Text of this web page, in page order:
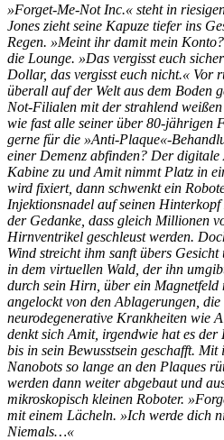
»Forget-Me-Not Inc.« steht in
Jones zieht seine Kapuze tiefer ins
Regen. »Meint ihr damit mein
die Lounge. »Das vergisst euch
Dollar, das vergisst euch nicht.« Vor
überall auf der Welt aus dem Boden
Not-Filialen mit der strahlend
wie fast alle seiner über 80-jährigen
gerne für die »Anti-Plaque«-
einer Demenz abfinden? Der digitale
Kabine zu und Amit nimmt Platz in
wird fixiert, dann schwenkt ein
Injektionsnadel auf seinen
der Gedanke, dass gleich Millionen
Hirnventrikel geschleust werden.
Wind streicht ihm sanft übers
in dem virtuellen Wald, der ihn
durch sein Hirn, über ein Magnetfeld
angelockt von den Ablagerungen,
neurodegenerative Krankheiten wie
denkt sich Amit, irgendwie hat es
bis in sein Bewusstsein geschafft.
Nanobots so lange an den Plaques
werden dann weiter abgebaut und
mikroskopisch kleinen Roboter.
mit einem Lächeln. »Ich werde dich
Niemals…«